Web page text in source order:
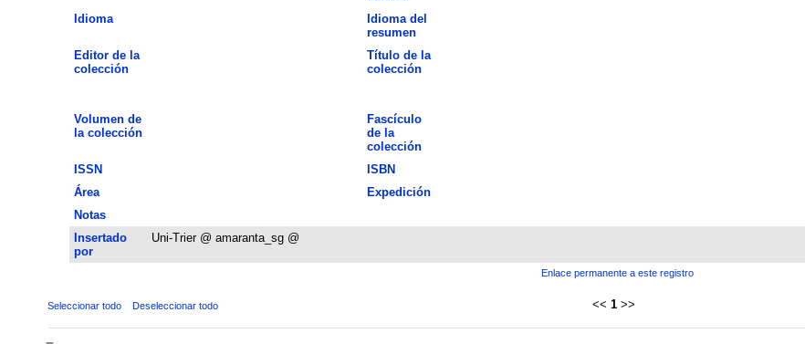
Idioma
Idioma del
resumen
Editor de la
colección
Título de la
colección
Volumen de
la colección
Fascículo
de la
colección
ISSN ISBN
Área
Expedición
Notas
Insertado
por
Uni-Trier @ amaranta_sg @
Enlace permanente a este registro
Seleccionar todo Deseleccionar todo << 1 >>